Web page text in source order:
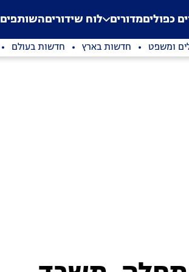
Application error: a
. כפוליםמדורים לוח שידוריםהשותפים
ומשפט חדשות בארץ חדשות בעולם